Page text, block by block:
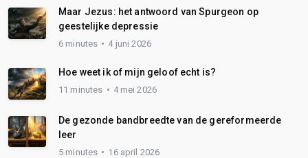
Maar Jezus: het antwoord van Spurgeon op
geestelijke depressie
6 minutes 4 juni 2026
Hoe weet ik of mijn geloof echt is?
11 minutes 4 mei 2026
De gezonde bandbreedte van de gereformeerde
leer
5 minutes 16 april 2026